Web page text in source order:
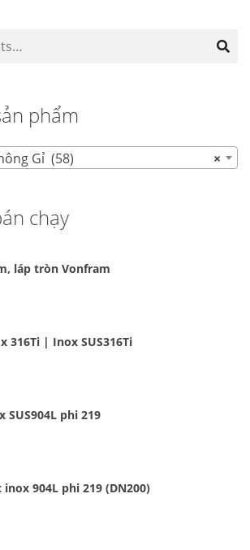
phẩm
×
Gỉ (58)
chạy
láp tròn Vonfram
316Ti | Inox SUS316Ti
SUS904L phi 219
inox 904L phi 219 (DN200)